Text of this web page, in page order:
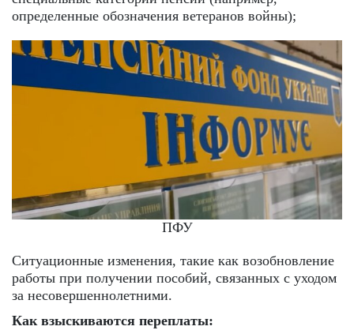
определенные обозначения ветеранов войны);
ПФУ
Ситуационные изменения, такие как возобновление
работы при получении пособий, связанных с уходом
за несовершеннолетними.
Как взыскиваются переплаты: